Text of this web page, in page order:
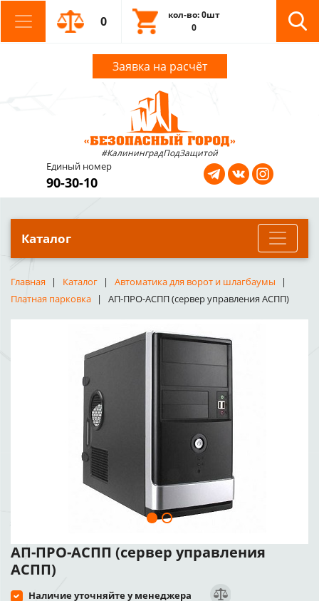
0
кол-во: 0шт
0
Заявка на расчёт
#КалининградПодЗащитой
Единый номер
90-30-10
Каталог
Главная Каталог
Автоматика для ворот и шлагбаумы
Платная парковка
АП-ПРО-АСПП (сервер управления АСПП)
АП-ПРО-АСПП (сервер управления
АСПП)
Наличие уточняйте у менеджера